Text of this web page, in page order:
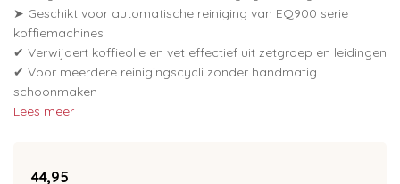
➤ Geschikt voor automatische reiniging van EQ900 serie
koffiemachines
✔ Verwijdert koffieolie en vet effectief uit zetgroep en leidingen
✔ Voor meerdere reinigingscycli zonder handmatig
schoonmaken
Lees meer
44,95